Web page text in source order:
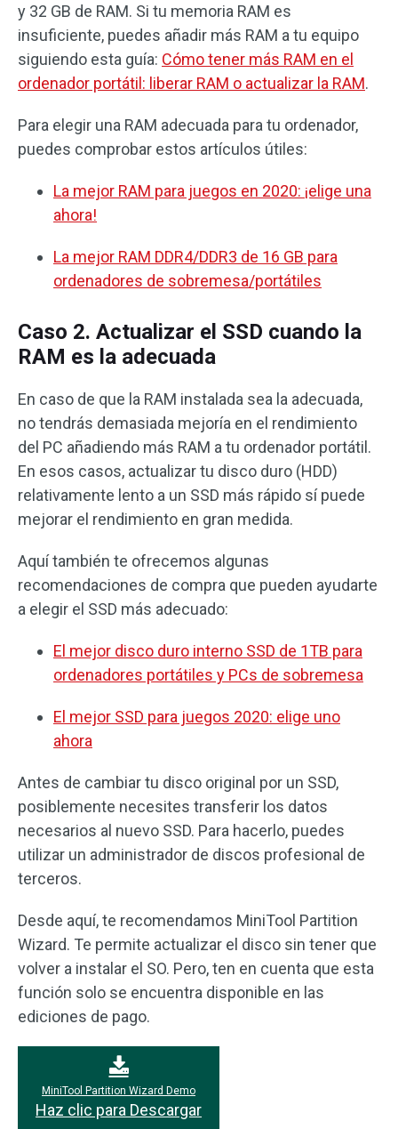
y 32 GB de RAM. Si tu memoria RAM es
insuficiente, puedes añadir más RAM a tu equipo
siguiendo esta guía: Cómo tener más RAM en el
ordenador portátil: liberar RAM o actualizar la RAM.
Para elegir una RAM adecuada para tu ordenador,
puedes comprobar estos artículos útiles:
La mejor RAM para juegos en 2020: ¡elige una
ahora!
La mejor RAM DDR4/DDR3 de 16 GB para
ordenadores de sobremesa/portátiles
Caso 2. Actualizar el SSD cuando la
RAM es la adecuada
En caso de que la RAM instalada sea la adecuada,
no tendrás demasiada mejoría en el rendimiento
del PC añadiendo más RAM a tu ordenador portátil.
En esos casos, actualizar tu disco duro (HDD)
relativamente lento a un SSD más rápido sí puede
mejorar el rendimiento en gran medida.
Aquí también te ofrecemos algunas
recomendaciones de compra que pueden ayudarte
a elegir el SSD más adecuado:
El mejor disco duro interno SSD de 1TB para
ordenadores portátiles y PCs de sobremesa
El mejor SSD para juegos 2020: elige uno
ahora
Antes de cambiar tu disco original por un SSD,
posiblemente necesites transferir los datos
necesarios al nuevo SSD. Para hacerlo, puedes
utilizar un administrador de discos profesional de
terceros.
Desde aquí, te recomendamos MiniTool Partition
Wizard. Te permite actualizar el disco sin tener que
volver a instalar el SO. Pero, ten en cuenta que esta
función solo se encuentra disponible en las
ediciones de pago.
MiniTool Partition Wizard Demo
Haz clic para Descargar